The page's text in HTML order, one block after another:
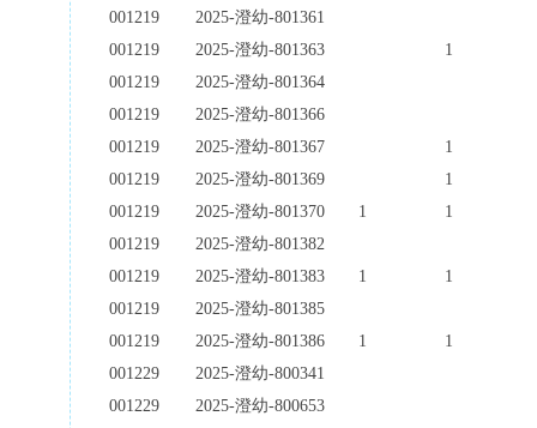
001219
2025-澄幼-801361
001219
2025-澄幼-801363
1
001219
2025-澄幼-801364
001219
2025-澄幼-801366
001219
2025-澄幼-801367
1
001219
2025-澄幼-801369
1
001219
2025-澄幼-801370 1
1
001219
2025-澄幼-801382
001219
2025-澄幼-801383 1
1
001219
2025-澄幼-801385
001219
2025-澄幼-801386 1
1
001229
2025-澄幼-800341
001229
2025-澄幼-800653